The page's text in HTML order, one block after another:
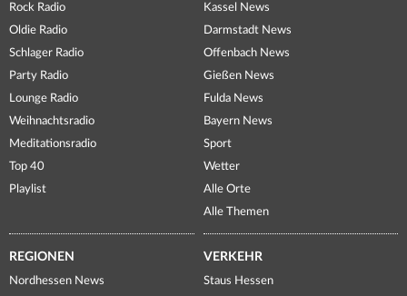
Rock Radio
Oldie Radio
Schlager Radio
Party Radio
Lounge Radio
Weihnachtsradio
Meditationsradio
Top 40
Playlist
Kassel News
Darmstadt News
Offenbach News
Gießen News
Fulda News
Bayern News
Sport
Wetter
Alle Orte
Alle Themen
REGIONEN
Nordhessen News
VERKEHR
Staus Hessen